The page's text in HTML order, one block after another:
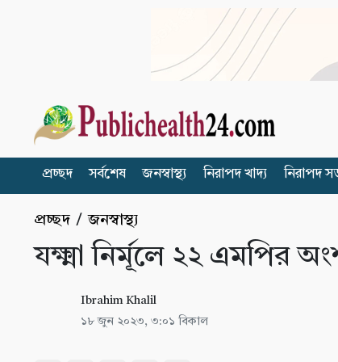
প্রচ্ছদ সর্বশেষ জনস্বাস্থ্য নিরাপদ খাদ্য নিরাপদ
প্রচ্ছদ /জনস্বাস্থ্য
যক্ষ্মা নির্মূলে ২২ এমপির
Ibrahim Khalil
১৮ জুন ২০২৩, ৩:০১ বিকাল